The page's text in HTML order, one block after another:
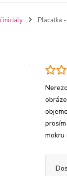
iniciály Placatka
mokru